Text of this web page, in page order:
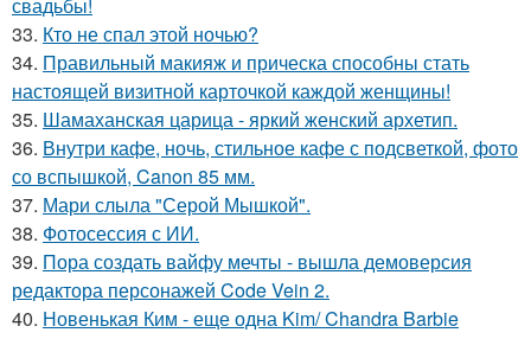
свадьбы!
33. Кто не спал этой ночью?
34. Правильный макияж и прическа способны стать
настоящей визитной карточкой каждой женщины!
35. Шамаханская царица - яркий женский архетип.
36. Внутри кафе, ночь, стильное кафе с подсветкой, фото
со вспышкой, Canon 85 мм.
37. Мари слыла "Серой Мышкой".
38. Фотосессия с ИИ.
39. Пора создать вайфу мечты - вышла демоверсия
редактора персонажей Code Vein 2.
40. Новенькая Ким - еще одна Kim/ Chandra Barbie